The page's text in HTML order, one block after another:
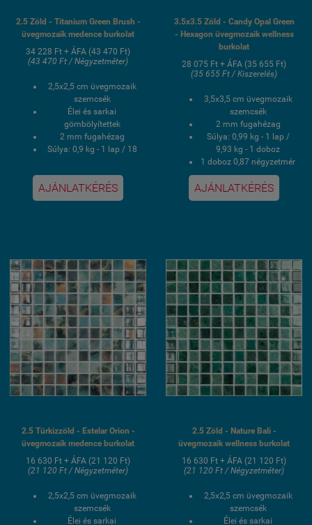
2.5 Zöld - Titanium Green Brush -
üvegmozaik medence burkolat
34 228 Ft + ÁFA (43 470 Ft)
(43 470 Ft / Négyzetméter)
2,5x2,5 cm üvegmozaik
szemcsék
Élei és sarkai
gömbölyítettek
2 mm fugahézag
Súlya: 0,9 kg - 1 lap / 18
1 doboz 2 négyzetmér /
20 lap
Hálós kasírozás
AJÁNLATKÉRÉS
3.5x3.5 Zöld - Candy Opal Green
- Hexagon üvegmozaik wellness
burkolat
28 075 Ft + ÁFA (35 655 Ft)
(35 655 Ft / Kiszerelés)
3,5x3,5 cm üvegmozaik
szemcsék
2 mm fugahézag
Súlya: 0,99 kg - 1 lap /
9,93 kg - 1 doboz
1 doboz 0,87 négyzetmér
/ 10 lap
Hálós kasírozás
UV álló, saválló, lúgálló,
AJÁNLATKÉRÉS
2.5 Türkizzöld - Estelar Orion -
üvegmozaik medence burkolat
16 630 Ft + ÁFA (21 120 Ft)
(21 120 Ft / Négyzetméter)
2,5x2,5 cm üvegmozaik
szemcsék
Élei és sarkai
2.5 Zöld - Nature Bali -
üvegmozaik wellness burkolat
16 630 Ft + ÁFA (21 120 Ft)
(21 120 Ft / Négyzetméter)
2,5x2,5 cm üvegmozaik
szemcsék
Élei és sarkai